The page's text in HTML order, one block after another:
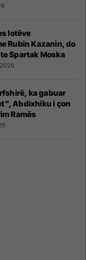
luftës
lotëve
Rubin Kazanin, do
Spartak Moska
ka gabuar
Abdixhiku i çon
Ramës